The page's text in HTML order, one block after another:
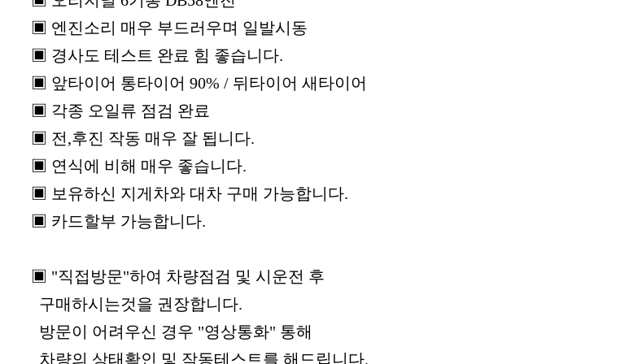
▣ 엔진소리 매우 부드러우며 일발시동
▣ 경사도 테스트 완료 힘 좋습니다.
▣ 앞타이어 통타이어 90% / 뒤타이어 새타이어
▣ 각종 오일류 점검 완료
▣ 전,후진 작동 매우 잘 됩니다.
▣ 연식에 비해 매우 좋습니다.
▣ 보유하신 지게차와 대차 구매 가능합니다.
▣ 카드할부 가능합니다.
▣ "직접방문"하여 차량점검 및 시운전 후
구매하시는것을 권장합니다.
방문이 어려우신 경우 "영상통화" 통해
차량의 상태확인 및 작동테스트를 해드립니다.